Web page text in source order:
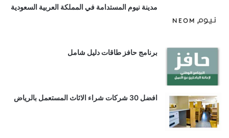
مدينة نيوم المستدامة في المملكة العربية السعودية
برنامج حافز طاقات دليل شامل
افضل 30 شركات شراء الاثاث المستعمل بالرياض